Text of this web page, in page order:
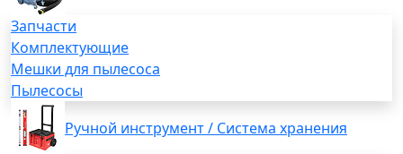
Запчасти
Комплектующие
Мешки для пылесоса
Пылесосы
Ручной инструмент / Система хранения